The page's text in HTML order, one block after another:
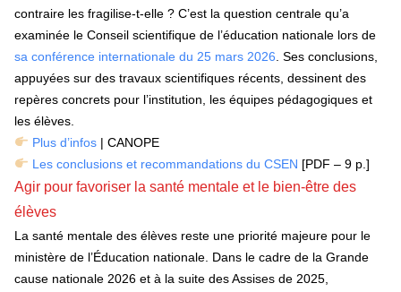
contraire les fragilise-t-elle ? C’est la question centrale qu’a
examinée le Conseil scientifique de l’éducation nationale lors de
sa conférence internationale du 25 mars 2026 . Ses conclusions,
appuyées sur des travaux scientifiques récents, dessinent des
repères concrets pour l’institution, les équipes pédagogiques et
les élèves.
Plus d’infos| CANOPE
Les conclusions et recommandations du CSEN [PDF – 9 p.]
Agir pour favoriser la santé mentale et le bien-être des
élèves
La santé mentale des élèves reste une priorité majeure pour le
ministère de l’Éducation nationale. Dans le cadre de la Grande
cause nationale 2026 et à la suite des Assises de 2025,